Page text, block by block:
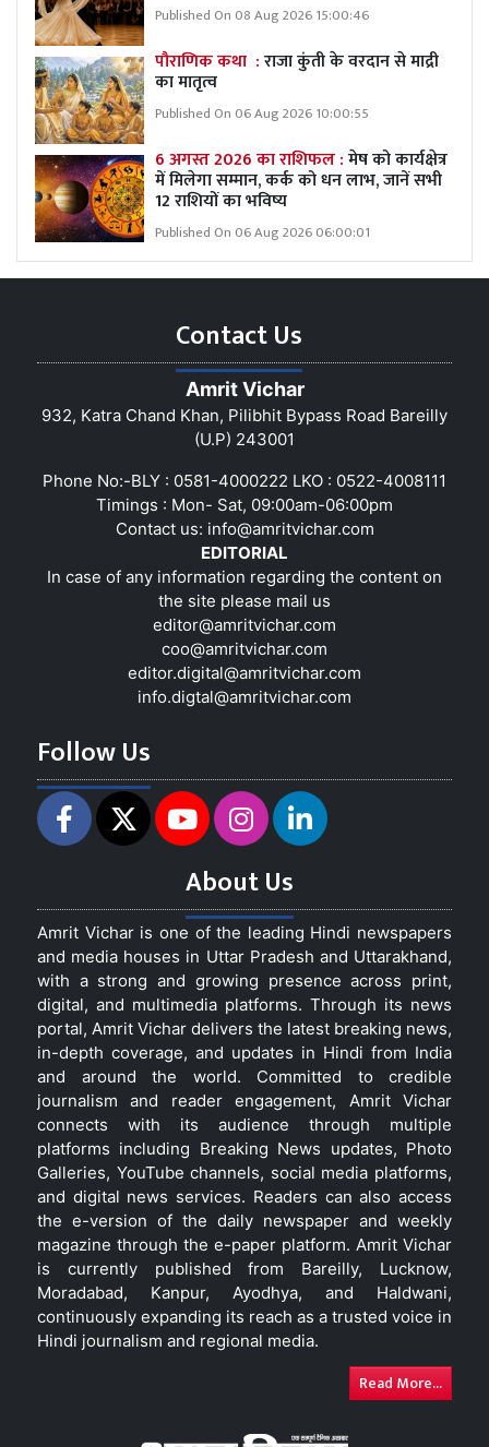
Published On 08 Aug 2026 15:00:46
पौराणिक कथा :राजा कुंती के वरदान से माद्री
का मातृत्व
Published On 06 Aug 2026 10:00:55
6 अगस्त 2026 का राशिफल :मेष को कार्यक्षेत्र
में मिलेगा सम्मान, कर्क को धन लाभ, जानें सभी
12 राशियों का भविष्य
Published On 06 Aug 2026 06:00:01
Contact Us
Amrit Vichar
932, Katra Chand Khan, Pilibhit Bypass Road Bareilly
(U.P) 243001
Phone No:-BLY : 0581-4000222 LKO : 0522-4008111
Timings : Mon- Sat, 09:00am-06:00pm
Contact us: info@amritvichar.com
EDITORIAL
In case of any information regarding the content on
the site please mail us
editor@amritvichar.com
coo@amritvichar.com
editor.digital@amritvichar.com
info.digtal@amritvichar.com
Follow Us
About Us
Amrit Vichar is one of the leading Hindi newspapers
and media houses in Uttar Pradesh and Uttarakhand,
with a strong and growing presence across print,
digital, and multimedia platforms. Through its news
portal, Amrit Vichar delivers the latest breaking news,
in-depth coverage, and updates in Hindi from India
and around the world. Committed to credible
journalism and reader engagement, Amrit Vichar
connects with its audience through multiple
platforms including Breaking News updates, Photo
Galleries, YouTube channels, social media platforms,
and digital news services. Readers can also access
the e-version of the daily newspaper and weekly
magazine through the e-paper platform. Amrit Vichar
is currently published from Bareilly, Lucknow,
Moradabad, Kanpur, Ayodhya, and Haldwani,
continuously expanding its reach as a trusted voice in
Hindi journalism and regional media.
Read More...